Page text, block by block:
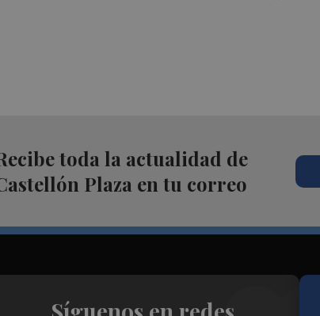
toda la actualidad de
Plaza en tu correo